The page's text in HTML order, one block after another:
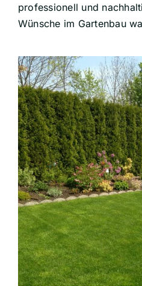
professionell und
Wünsche im Gartenbau